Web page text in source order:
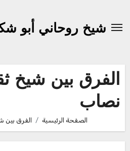
المحتوىشيخ روحاني أبو
الفرق بين شيخ
نصاب
الصفحة الرئيسية الفرق